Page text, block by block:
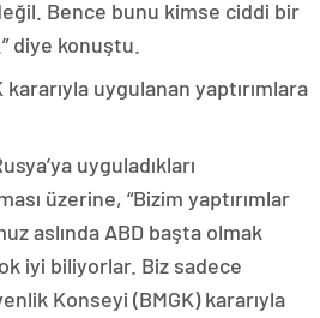
Bence bunu kimse ciddi bir
diye konuştu.
kararıyla uygulanan yaptırımlara
uyguladıkları
üzerine, “Bizim yaptırımlar
aslında ABD başta olmak
iyi biliyorlar. Biz sadece
Konseyi (BMGK) kararıyla